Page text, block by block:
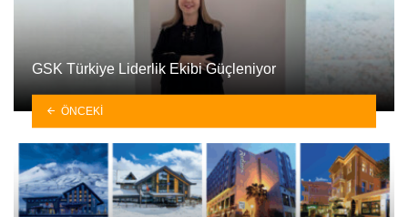
GSK Türkiye Liderlik Ekibi Güçleniyor
ÖNCEKI